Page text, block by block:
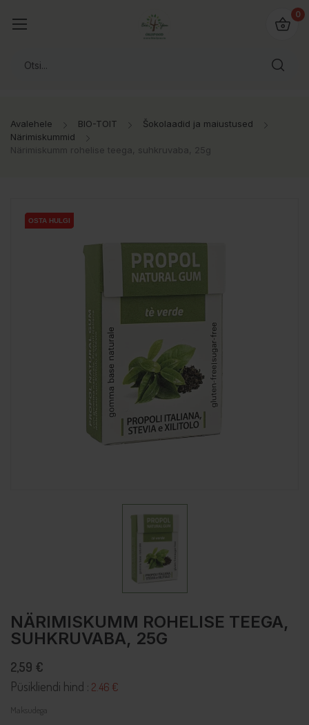
0
Avalehele BIO-TOIT
Šokolaadid ja maiustused
Närimiskummid
Närimiskumm rohelise teega, suhkruvaba, 25g
OSTA HULGI
OSTA HULGI
OSTA HULGI
NÄRIMISKUMM ROHELISE TEEGA,
SUHKRUVABA, 25G
2,59 €
Püsikliendi hind : 2.46 €
Maksudega